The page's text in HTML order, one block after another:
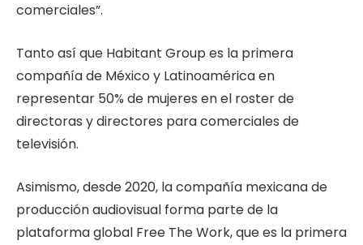
comerciales”.
Tanto así que Habitant Group es la primera
compañía de México y Latinoamérica en
representar 50% de mujeres en el roster de
directoras y directores para comerciales de
televisión.
Asimismo, desde 2020, la compañía mexicana de
producción audiovisual forma parte de la
plataforma global Free The Work, que es la primera